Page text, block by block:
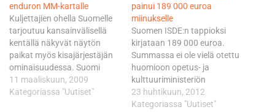
enduron MM-kartalle
Kuljettajien ohella Suomelle
tarjoutuu kansainvälisellä
kentällä näkyvät näytön
paikat myös kisajärjestäjän
ominaisuudessa. Suomi
palaa lajin MM-kartalle
13.-14. kesäkuuta, kun
11 maaliskuun, 2009
Kategoriassa "Uutiset"
painui 189 000 euroa
miinukselle
Suomen ISDE:n tappioksi
kirjataan 189 000 euroa.
Summassa ei ole vielä otettu
huomioon opetus- ja
kulttuuriministeriön
kansainvälisille arvokisoille
myöntämää tappiotakuuta.
23 huhtikuun, 2012
Kategoriassa "Uutiset"